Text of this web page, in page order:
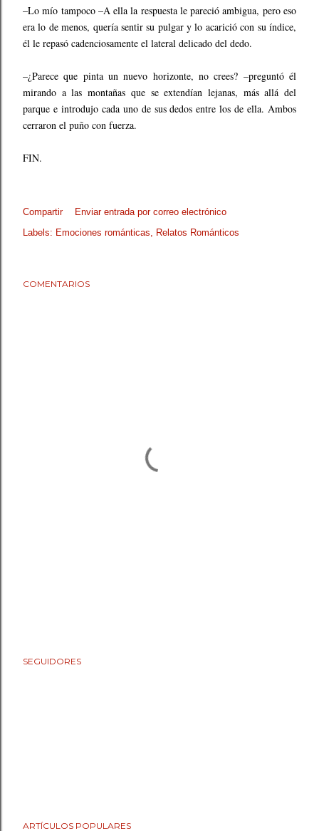
–Lo mío tampoco –A ella la respuesta le pareció ambigua, pero eso
era lo de menos, quería sentir su pulgar y lo acarició con su índice,
él le repasó cadenciosamente el lateral delicado del dedo.
–¿Parece que pinta un nuevo horizonte, no crees? –preguntó él
mirando a las montañas que se extendían lejanas, más allá del
parque e introdujo cada uno de sus dedos entre los de ella. Ambos
cerraron el puño con fuerza.
FIN.
Compartir
Enviar entrada por correo electrónico
Labels: Emociones románticas Relatos Románticos
COMENTARIOS
SEGUIDORES
ARTÍCULOS POPULARES